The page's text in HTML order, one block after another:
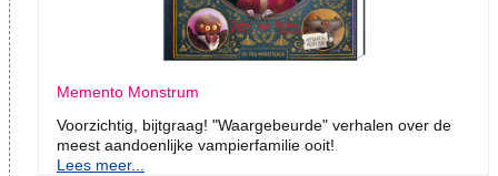
Memento Monstrum
Voorzichtig, bijtgraag! "Waargebeurde" verhalen over de
meest aandoenlijke vampierfamilie ooit!
Lees meer...